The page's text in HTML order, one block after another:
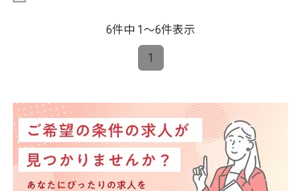
6件中 1〜6件表示
1